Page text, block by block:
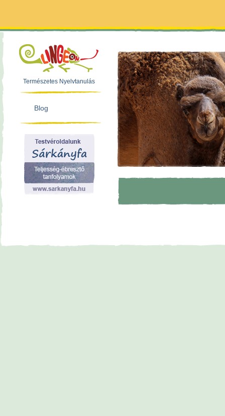
Természetes Nyelvtanulás
Blog